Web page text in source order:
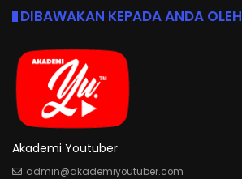
DIBAWAKAN KEPADA ANDA OLEH
Akademi Youtuber
admin@akademiyoutuber.com